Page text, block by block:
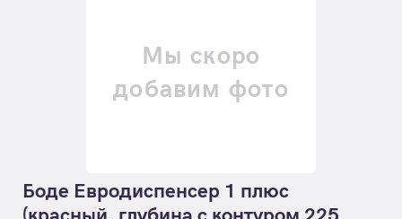
Мы скоро
добавим фото
Боде Евродиспенсер 1 плюс